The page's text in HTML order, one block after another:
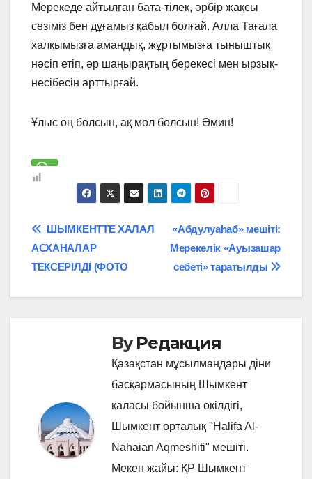
Мерекеде айтылған бата-тілек, әрбір жақсы
сөзіміз бен дұғамыз қабыл болғай. Алла Тағала
халқымызға амандық, жұртымызға тыныштық
нәсіп етіп, әр шаңырақтың берекесі мен ырзық-
несібесін арттырғай.
Ұлыс оң болсын, ақ мол болсын! Әмин!
Навигация
по
записям
«Абдулуаһаб» мешіті:
Мерекелік «Ауызашар
себеті» таратылды
ШЫМКЕНТТЕ ХАЛАЛ
АСХАНАЛАР
ТЕКСЕРІЛДІ (ФОТО
ByРедакция
Қазақстан мұсылмандары діни
басқармасының Шымкент
қаласы бойынша өкілдігі,
Шымкент орталық "Halifa Al-
Nahaian Aqmeshiti" мешіті.
Мекен жайы: ҚР Шымкент